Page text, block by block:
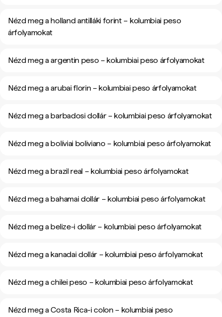
Nézd meg a holland antilláki forint – kolumbiai peso
árfolyamokat
Nézd meg a argentin peso – kolumbiai peso árfolyamokat
Nézd meg a arubai florin – kolumbiai peso árfolyamokat
Nézd meg a barbadosi dollár – kolumbiai peso árfolyamokat
Nézd meg a bolíviai boliviano – kolumbiai peso árfolyamokat
Nézd meg a brazil real – kolumbiai peso árfolyamokat
Nézd meg a bahamai dollár – kolumbiai peso árfolyamokat
Nézd meg a belize-i dollár – kolumbiai peso árfolyamokat
Nézd meg a kanadai dollár – kolumbiai peso árfolyamokat
Nézd meg a chilei peso – kolumbiai peso árfolyamokat
Nézd meg a Costa Rica-i colon – kolumbiai peso